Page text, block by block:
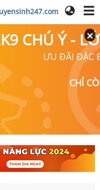
CHÚ Ý -
ƯU ĐÃI ĐẶC
CHỈ